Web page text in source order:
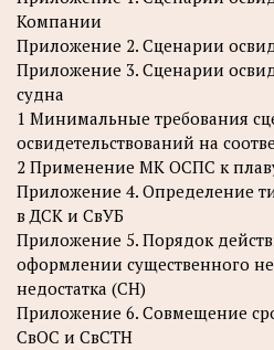
Компании
Приложение 2. Сценарии
Приложение 3. Сценарии
судна
1 Минимальные требования
освидетельствований на
2 Применение МК ОСПС к
Приложение 4. Определение
в ДСК и СвУБ
Приложение 5. Порядок
оформлении существенного
недостатка (СН)
Приложение 6. Совмещение
СвОС и СвСТН